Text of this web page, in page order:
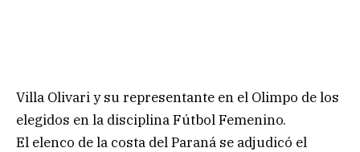
Villa Olivari y su representante en el Olimpo de los
elegidos en la disciplina Fútbol Femenino.
El elenco de la costa del Paraná se adjudicó el